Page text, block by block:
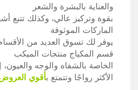
والعناية بالبشرة والشعر
بقوة وتركيز عالي، وكذلك تتبع
الماركات الموثوقة
يوفر لك تسوق العديد من
قسم المكياج منتجات الميكب
الخاصة بالشفاه والوجه والعيون،
الأكثر رواجًا وتتمتع بأقوي